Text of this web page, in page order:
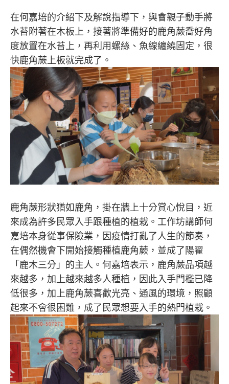
在何嘉培的介紹下及解說指導下，與會親子動手將
水苔附著在木板上，接著將準備好的鹿角蕨喬好角
度放置在水苔上，再利用螺絲、魚線纏繞固定，很
快鹿角蕨上板就完成了。
鹿角蕨形狀猶如鹿角，掛在牆上十分賞心悅目，近
來成為許多民眾入手跟種植的植栽。工作坊講師何
嘉培本身從事保險業，因疫情打亂了人生的節奏，
在偶然機會下開始接觸種植鹿角蕨，並成了陽翟
「鹿木三分」的主人。何嘉培表示，鹿角蕨品項越
來越多，加上越來越多人種植，因此入手門檻已降
低很多，加上鹿角蕨喜歡光亮、通風的環境，照顧
起來不會很困難，成了民眾想要入手的熱門植栽。